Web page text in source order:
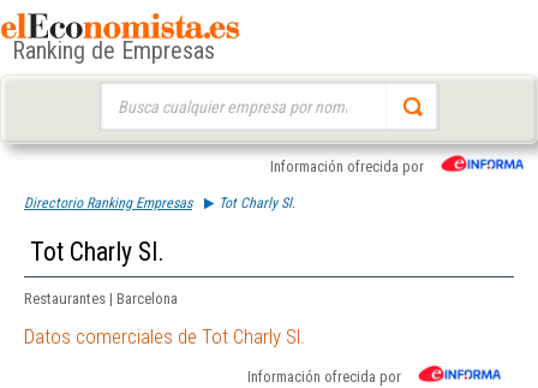
Ranking de Empresas
Información ofrecida por
Directorio Ranking Empresas Tot Charly Sl.
Tot Charly Sl.
Restaurantes | Barcelona
Datos comerciales de Tot Charly Sl.
Información ofrecida por